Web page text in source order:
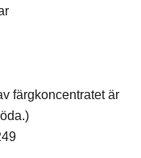
färgkoncentratet är